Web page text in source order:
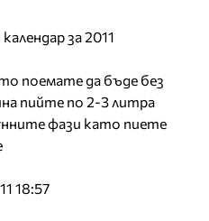
за 2011
поемате да бъде без
пийте по 2-3 литра
фази като пиете
18:57